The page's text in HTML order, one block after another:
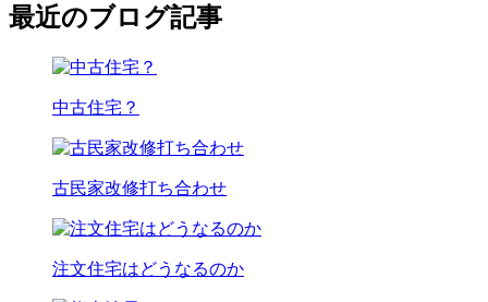
最近のブログ記事
中古住宅？
古民家改修打ち合わせ
注文住宅はどうなるのか